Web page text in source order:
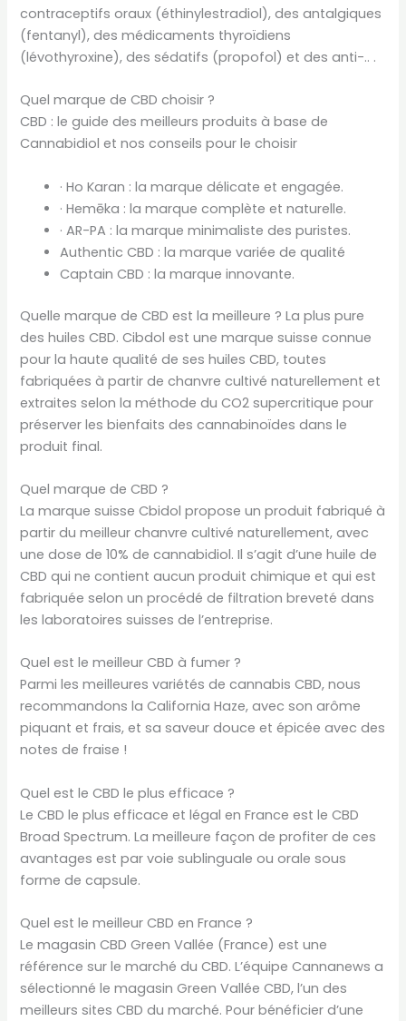
contraceptifs oraux (éthinylestradiol), des antalgiques
(fentanyl), des médicaments thyroïdiens
(lévothyroxine), des sédatifs (propofol) et des anti-.. .
Quel marque de CBD choisir ?
CBD : le guide des meilleurs produits à base de
Cannabidiol et nos conseils pour le choisir
· Ho Karan : la marque délicate et engagée.
· Hemēka : la marque complète et naturelle.
· AR-PA : la marque minimaliste des puristes.
Authentic CBD : la marque variée de qualité
Captain CBD : la marque innovante.
Quelle marque de CBD est la meilleure ? La plus pure
des huiles CBD. Cibdol est une marque suisse connue
pour la haute qualité de ses huiles CBD, toutes
fabriquées à partir de chanvre cultivé naturellement et
extraites selon la méthode du CO2 supercritique pour
préserver les bienfaits des cannabinoïdes dans le
produit final.
Quel marque de CBD ?
La marque suisse Cbidol propose un produit fabriqué à
partir du meilleur chanvre cultivé naturellement, avec
une dose de 10% de cannabidiol. Il s’agit d’une huile de
CBD qui ne contient aucun produit chimique et qui est
fabriquée selon un procédé de filtration breveté dans
les laboratoires suisses de l’entreprise.
Quel est le meilleur CBD à fumer ?
Parmi les meilleures variétés de cannabis CBD, nous
recommandons la California Haze, avec son arôme
piquant et frais, et sa saveur douce et épicée avec des
notes de fraise !
Quel est le CBD le plus efficace ?
Le CBD le plus efficace et légal en France est le CBD
Broad Spectrum. La meilleure façon de profiter de ces
avantages est par voie sublinguale ou orale sous
forme de capsule.
Quel est le meilleur CBD en France ?
Le magasin CBD Green Vallée (France) est une
référence sur le marché du CBD. L’équipe Cannanews a
sélectionné le magasin Green Vallée CBD, l’un des
meilleurs sites CBD du marché. Pour bénéficier d’une